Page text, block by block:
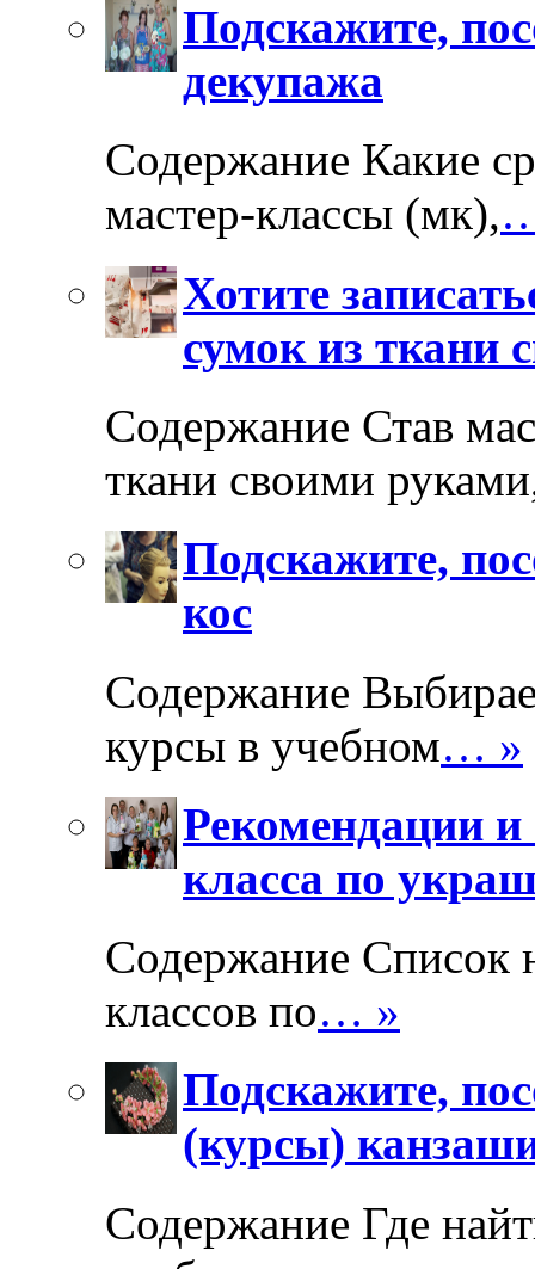
Подскажите,
декупажа
Содержание Какие
мастер-классы (мк),
Хотите
сумок из ткани
Содержание Став
ткани своими
Подскажите,
кос
Содержание
курсы в учебном… »
Рекомендации
класса по
Содержание Список
классов по… »
Подскажите,
(курсы)
Содержание Где